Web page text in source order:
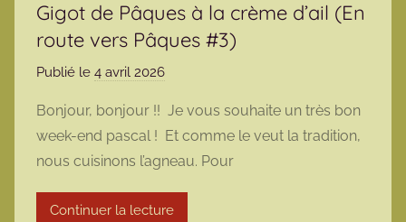
Gigot de Pâques à la crème d’ail (En
route vers Pâques #3)
Publié le 4 avril 2026
r
m
a
r
m
Bonjour, bonjour !! Je vous souhaite un très bon
week-end pascal ! Et comme le veut la tradition,
nous cuisinons l’agneau. Pour
Continuer la lecture